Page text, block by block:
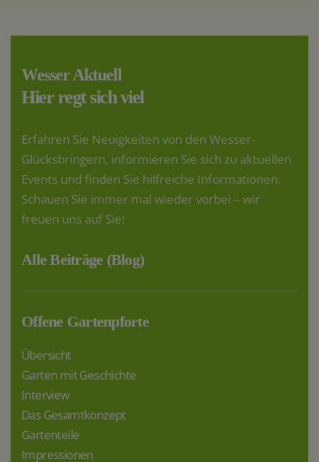
Wesser Aktuell
Hier regt sich viel
Erfahren Sie Neuigkeiten von den Wesser-
Glücksbringern, informieren Sie sich zu aktuellen
Events und finden Sie hilfreiche Informationen.
Schauen Sie immer mal wieder vorbei – wir
freuen uns auf Sie!
Alle Beiträge (Blog)
Offene Gartenpforte
Übersicht
Garten mit Geschichte
Interview
Das Gesamtkonzept
Gartenteile
Impressionen